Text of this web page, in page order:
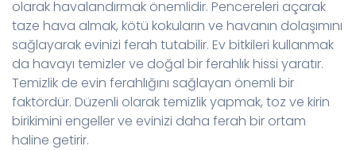
olarak havalandırmak önemlidir. Pencereleri açarak
taze hava almak, kötü kokuların ve havanın dolaşımını
sağlayarak evinizi ferah tutabilir. Ev bitkileri kullanmak
da havayı temizler ve doğal bir ferahlık hissi yaratır.
Temizlik de evin ferahlığını sağlayan önemli bir
faktördür. Düzenli olarak temizlik yapmak, toz ve kirin
birikimini engeller ve evinizi daha ferah bir ortam
haline getirir.